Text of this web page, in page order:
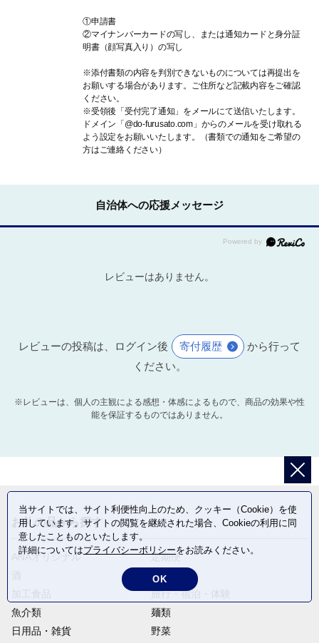
①申請書
②マイナンバーカードの写し、または通知カードと身分証
明書（顔写真入り）の写し
※添付書類の内容を判別できないものについては再提出を
お願いする場合があります。ご住所など記載内容をご確認
ください。
※受領後「受付完了通知」をメールにて送信いたします。
ドメイン「@do-furusato.com」からのメールを受け取れる
よう設定をお願いいたします。（書類での通知をご希望の
方はご連絡ください）
自治体への応援メッセージ
レビューはありません。
レビューの投稿は、ログイン後 寄付履歴
から行って
ください。
※レビューは、個人の主観による感想・体感によるもので、商品の効果や性
能を保証するものではありません。
お礼の品から探す
ANAオリジナル
定期便
肉類
旅行・宿泊・体験
魚介類
麺類
日用品・雑貨
野菜
当サイトでは、サイト利便性向上のため、クッキー（Cookie）を使
用しています。サイトの閲覧を継続された場合、Cookieの利用に同
意したことものといたします。
詳細についてはプライバシーポリシーをお読みください。
OK